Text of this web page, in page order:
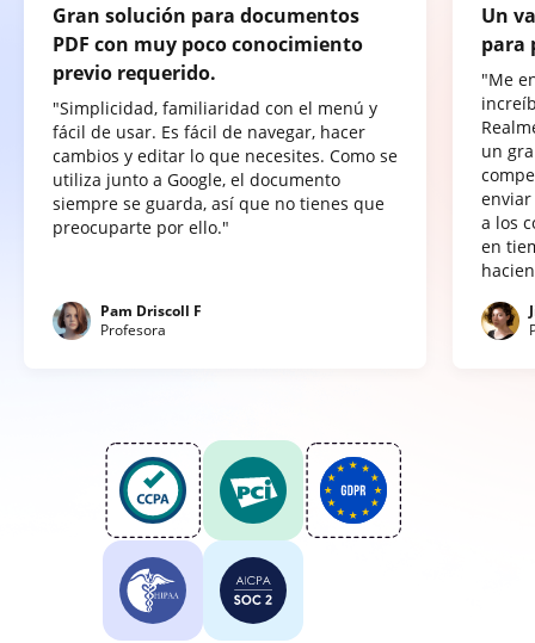
Gran solución para documentos
PDF con muy poco conocimiento
previo requerido.
"Simplicidad, familiaridad con el menú y
fácil de usar. Es fácil de navegar, hacer
cambios y editar lo que necesites. Como se
utiliza junto a Google, el documento
siempre se guarda, así que no tienes que
preocuparte por ello."
Pam Driscoll F
Profesora
Un
para
"Me
un
a los
en